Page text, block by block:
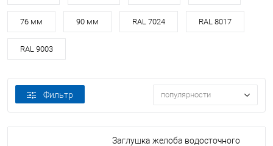
76 мм 90 мм RAL 7024 RAL 8017
RAL 9003
Фильтр популярности
Заглушка желоба водосточного